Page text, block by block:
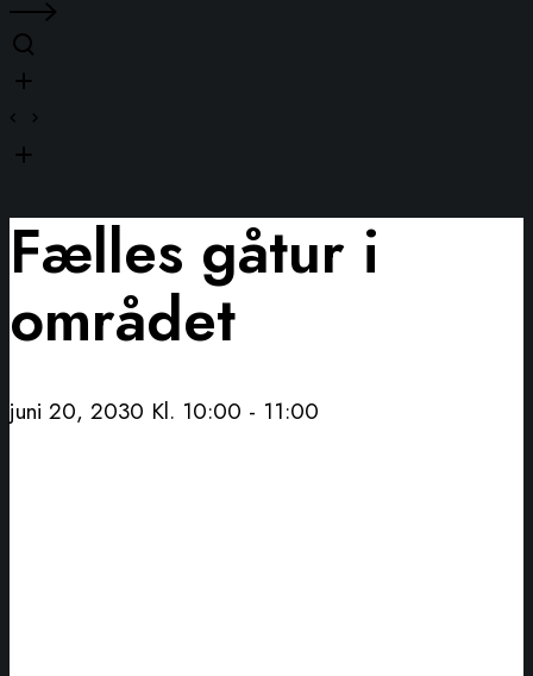
Fælles gåtur i
området
juni 20, 2030 Kl. 10:00 - 11:00